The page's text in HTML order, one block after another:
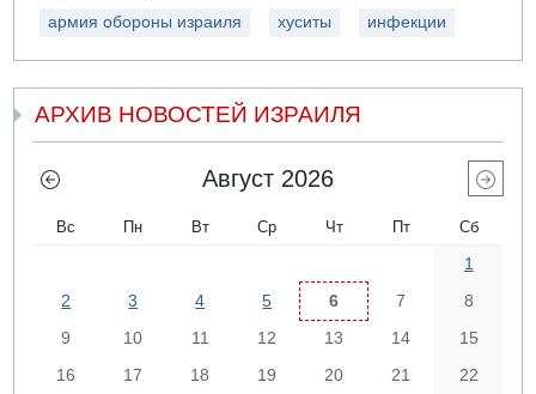
армия обороны израиля хуситы инфекции
АРХИВ НОВОСТЕЙ ИЗРАИЛЯ
Август 2026
Вс Пн Вт Ср Чт Пт Сб
1
2
3 4 5 6 7
8
9
10 11 12 13 14
15
16
17 18 19 20 21
22